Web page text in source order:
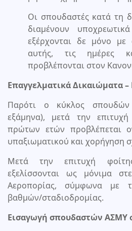
Οι σπουδαστές κατά τη
διαμένουν
εξέρχονται δε μόνο με
αυτής, τις ημέρες
προβλέπονται στον
Επαγγελματικά Δικαιώματα
Παρότι ο κύκλος σπουδών
εξάμηνα), μετά την
πρώτων ετών προβλέπεται
υπαξιωματικού και χορήγηση
Μετά την επιτυχή
εξελίσσονται ως μόνιμα
Αεροπορίας, σύμφωνα με
βαθμών/σταδιοδρομίας.
Εισαγωγή σπουδαστών ΑΣΜΥ